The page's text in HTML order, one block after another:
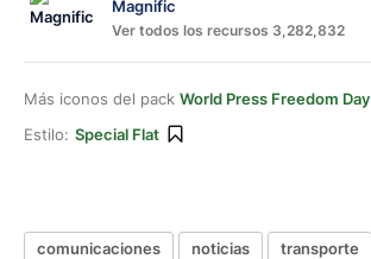
Magnific
Ver todos los recursos 3,282,832
Más iconos del pack World Press Freedom Day
Estilo: Special Flat
comunicaciones noticias transporte